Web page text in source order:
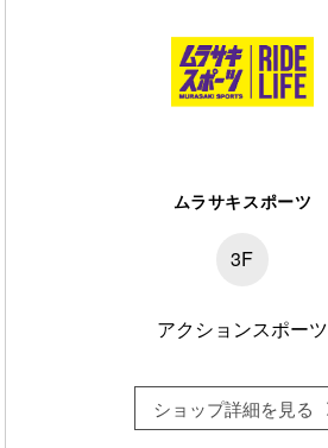
ムラサキスポーツ
3F
アクションスポーツ
ショップ詳細を見る